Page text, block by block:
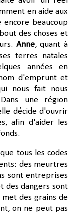
en aide aux
encore beaucoup
des choses et
Anne, quant à
terres natales
années en
d'emprunt et
nous fait nous
une région
décide d'ouvrir
afin d'aider les
tous les codes
des meurtres
sont entreprises
des dangers sont
des grains de
on ne peut pas